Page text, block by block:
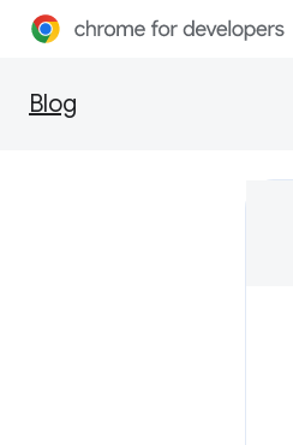
Blog